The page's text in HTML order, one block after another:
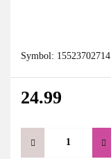
Symbol: 15523702714
24.99